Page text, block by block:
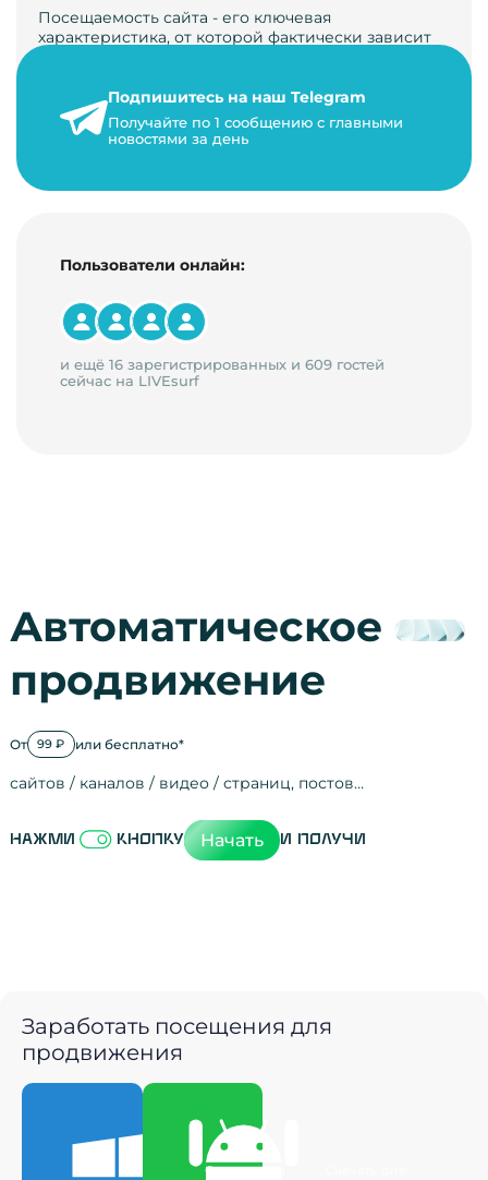
Посещаемость сайта - его ключевая
характеристика, от которой фактически зависит
22 мая 2024 г.
9 минут на чтение
Подпишитесь на наш Telegram
Получайте по 1 сообщению с главными
новостями за день
Пользователи онлайн:
и ещё 16 зарегистрированных и 609 гостей
сейчас на LIVEsurf
Автоматическое
продвижение
От 99 ₽ или бесплатно*
сайтов / каналов / видео / страниц, постов…
Нажми кнопку Начать и получи
Заработать посещения для
продвижения
Скачать для